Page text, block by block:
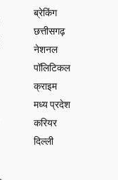
ब्रेकिंग
छत्तीसगढ़
नेशनल
पॉलिटिकल
क्राइम
मध्य प्रदेश
करियर
दिल्ली